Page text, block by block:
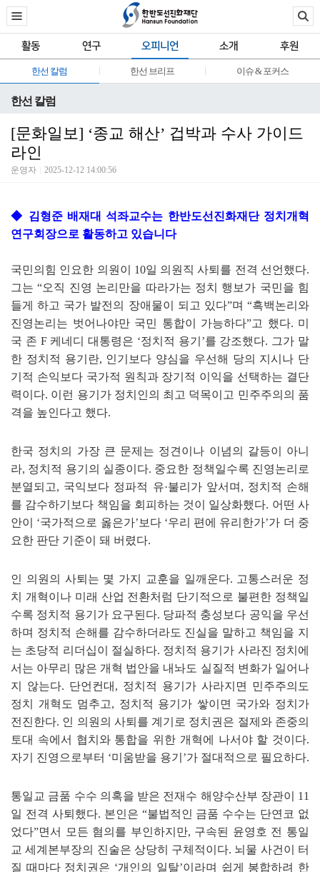
활동 연구 오피니언 소개 후원
한선 칼럼 한선 브리프 이슈 & 포커스
한선 칼럼
[문화일보] ‘종교 해산’ 겁박과 수사 가이드
라인
운영자 2025-12-12 14:00:56
◆ 김형준 배재대 석좌교수는 한반도선진화재단 정치개혁
연구회장으로 활동하고 있습니다
국민의힘 인요한 의원이 10일 의원직 사퇴를 전격 선언했다.
그는“오직 진영 논리만을 따라가는 정치 행보가 국민을 힘
들게 하고 국가 발전의 장애물이 되고 있다”며“흑백논리와
진영논리는 벗어나야만 국민 통합이 가능하다”고 했다. 미
국 존 F 케네디 대통령은 ‘정치적 용기 ’를 강조했다. 그가 말
한 정치적 용기란, 인기보다 양심을 우선해 당의 지시나 단
기적 손익보다 국가적 원칙과 장기적 이익을 선택하는 결단
력이다. 이런 용기가 정치인의 최고 덕목이고 민주주의의 품
격을 높인다고 했다.
한국 정치의 가장 큰 문제는 정견이나 이념의 갈등이 아니
라, 정치적 용기의 실종이다. 중요한 정책일수록 진영논리로
분열되고, 국익보다 정파적 유·불리가 앞서며 , 정치적 손해
를 감수하기보다 책임을 회피하는 것이 일상화했다. 어떤 사
안이 ‘국가적으로 옳은가’ 보다 ‘우리 편에 유리한가’가 더 중
요한 판단 기준이 돼 버렸다.
인 의원의 사퇴는 몇 가지 교훈을 일깨운다. 고통스러운 정
치 개혁이나 미래 산업 전환처럼 단기적으로 불편한 정책일
수록 정치적 용기가 요구된다. 당파적 충성보다 공익을 우선
하며 정치적 손해를 감수하더라도 진실을 말하고 책임을 지
는 초당적 리더십이 절실하다. 정치적 용기가 사라진 정치에
서는 아무리 많은 개혁 법안을 내놔도 실질적 변화가 일어나
지 않는다. 단언컨대 , 정치적 용기가 사라지면 민주주의도
정치 개혁도 멈추고, 정치적 용기가 쌓이면 국가와 정치가
전진한다. 인 의원의 사퇴를 계기로 정치권은 절제와 존중의
토대 속에서 협치와 통합을 위한 개혁에 나서야 할 것이다.
자기 진영으로부터 ‘미움받을 용기 ’가 절대적으로 필요하다.
통일교 금품 수수 의혹을 받은 전재수 해양수산부 장관이 11
일 전격 사퇴했다. 본인은 “불법적인 금품 수수는 단연코 없
었다”면서 모든 혐의를 부인하지만, 구속된 윤영호 전 통일
교 세계본부장의 진술은 상당히 구체적이다. 뇌물 사건이 터
질 때마다 정치권은 ‘개인의 일탈’이라며 쉽게 봉합하려 한